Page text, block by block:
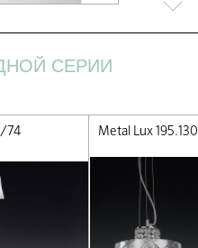
СЕРИИ
74 Metal Lux